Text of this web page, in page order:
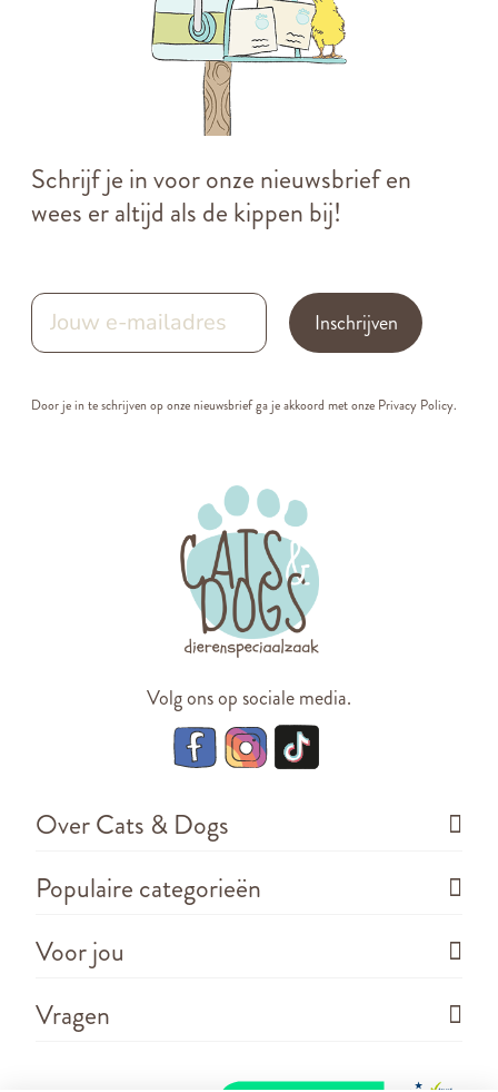
Schrijf je in voor onze nieuwsbrief en
wees er altijd als de kippen bij!
Inschrijven
Door je in te schrijven op onze nieuwsbrief ga je akkoord met onze Privacy Policy.
Volg ons op sociale media.
Over Cats & Dogs
Populaire categorieën
Voor jou
Vragen